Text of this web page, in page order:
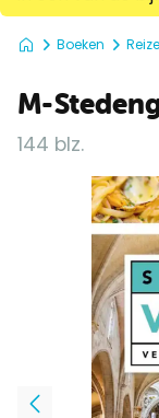
Boeken
M-
144 blz.